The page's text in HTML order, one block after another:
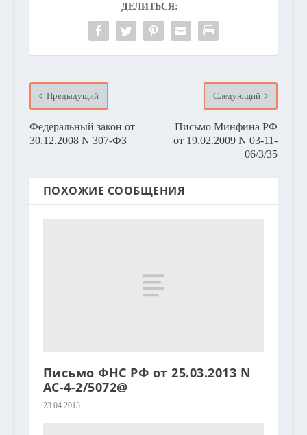
ДЕЛИТЬСЯ:
Предыдущий
Федеральный закон от
30.12.2008 N 307-ФЗ
Следующий
Письмо Минфина РФ
от 19.02.2009 N 03-11-
06/3/35
ПОХОЖИЕ СООБЩЕНИЯ
Письмо ФНС РФ от 25.03.2013 N
АС-4-2/5072@
23.04.2013